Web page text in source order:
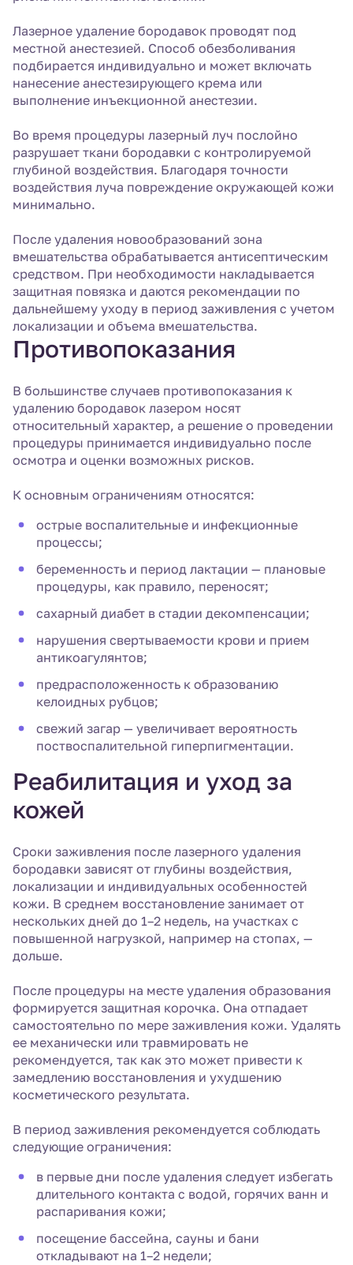
Лазерное удаление бородавок проводят под
местной анестезией. Способ обезболивания
подбирается индивидуально и может включать
нанесение анестезирующего крема или
выполнение инъекционной анестезии.
Во время процедуры лазерный луч послойно
разрушает ткани бородавки с контролируемой
глубиной воздействия. Благодаря точности
воздействия луча повреждение окружающей кожи
минимально.
После удаления новообразований зона
вмешательства обрабатывается антисептическим
средством. При необходимости накладывается
защитная повязка и даются рекомендации по
дальнейшему уходу в период заживления с учетом
локализации и объема вмешательства.
Противопоказания
В большинстве случаев противопоказания к
удалению бородавок лазером носят
относительный характер, а решение о проведении
процедуры принимается индивидуально после
осмотра и оценки возможных рисков.
К основным ограничениям относятся:
острые воспалительные и инфекционные
процессы;
беременность и период лактации — плановые
процедуры, как правило, переносят;
сахарный диабет в стадии декомпенсации;
нарушения свертываемости крови и прием
антикоагулянтов;
предрасположенность к образованию
келоидных рубцов;
свежий загар — увеличивает вероятность
поствоспалительной гиперпигментации.
Реабилитация и уход за
кожей
Сроки заживления после лазерного удаления
бородавки зависят от глубины воздействия,
локализации и индивидуальных особенностей
кожи. В среднем восстановление занимает от
нескольких дней до 1–2 недель, на участках с
повышенной нагрузкой, например на стопах, —
дольше.
После процедуры на месте удаления образования
формируется защитная корочка. Она отпадает
самостоятельно по мере заживления кожи. Удалять
ее механически или травмировать не
рекомендуется, так как это может привести к
замедлению восстановления и ухудшению
косметического результата.
В период заживления рекомендуется соблюдать
следующие ограничения:
в первые дни после удаления следует избегать
длительного контакта с водой, горячих ванн и
распаривания кожи;
посещение бассейна, сауны и бани
откладывают на 1–2 недели;